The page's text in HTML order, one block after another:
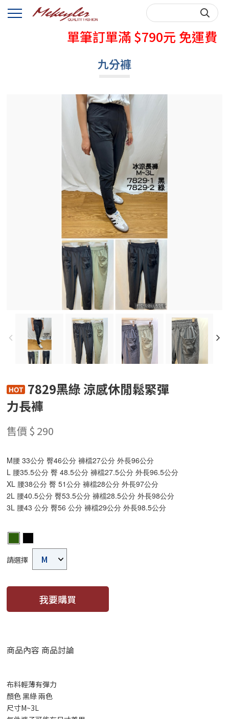
秋天牛仔褲熱賣中
單筆訂單滿 $790元 免運費
購買前，請先詳閱購物說明~
秋天牛仔褲熱賣中
單筆訂單滿 $790元 免運費
購買前，請先詳閱購物說明~
九分褲
7829黑綠 涼感休閒鬆緊彈
力長褲
售價 $ 290
M腰 33公分 臀46公分 褲檔27公分 外長96公分
L 腰35.5公分 臀 48.5公分 褲檔27.5公分 外長96.5公分
XL 腰38公分 臀 51公分 褲檔28公分 外長97公分
2L 腰40.5公分 臀53.5公分 褲檔28.5公分 外長98公分
3L 腰43 公分 臀56 公分 褲檔29公分 外長98.5公分
請選擇
我要購買
商品內容 商品討論
布料輕薄有彈力
顏色 黑綠 兩色
尺寸M~3L